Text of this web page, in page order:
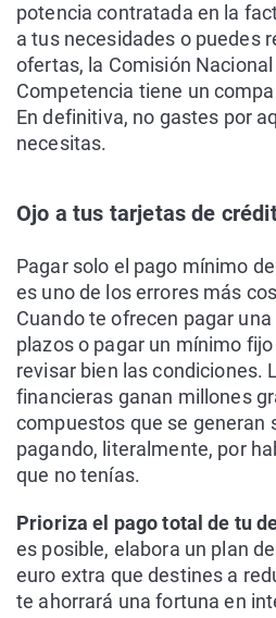
potencia contratada en la
a tus necesidades o puedes
ofertas, la Comisión
Competencia tiene un
En definitiva, no gastes por
necesitas.
Ojo a tus tarjetas de
Pagar solo el pago mínimo
es uno de los errores más
Cuando te ofrecen pagar
plazos o pagar un mínimo
revisar bien las condiciones.
financieras ganan millones
compuestos que se generan
pagando, literalmente, por
que no tenías.
Prioriza el pago total de tu
es posible, elabora un plan
euro extra que destines a
te ahorrará una fortuna en